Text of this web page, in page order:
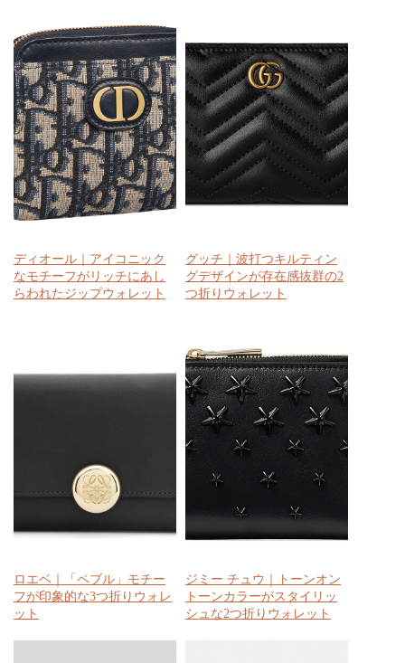
ディオール｜アイコニック
なモチーフがリッチにあし
らわれたジップウォレット
グッチ｜波打つキルティン
グデザインが存在感抜群の2
つ折りウォレット
ロエベ｜「ペブル」モチー
フが印象的な3つ折りウォレ
ット
ジミー チュウ｜トーンオン
トーンカラーがスタイリッ
シュな2つ折りウォレット